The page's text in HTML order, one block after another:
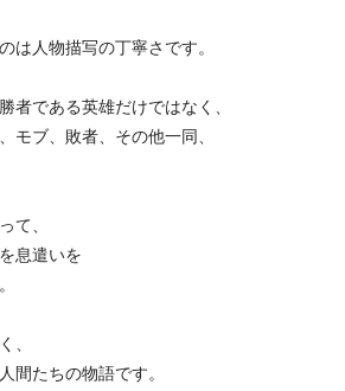
は人物描写の丁寧さです。
者である英雄だけではなく、
モブ、敗者、その他一同、
て、
息遣いを
、
間たちの物語です。